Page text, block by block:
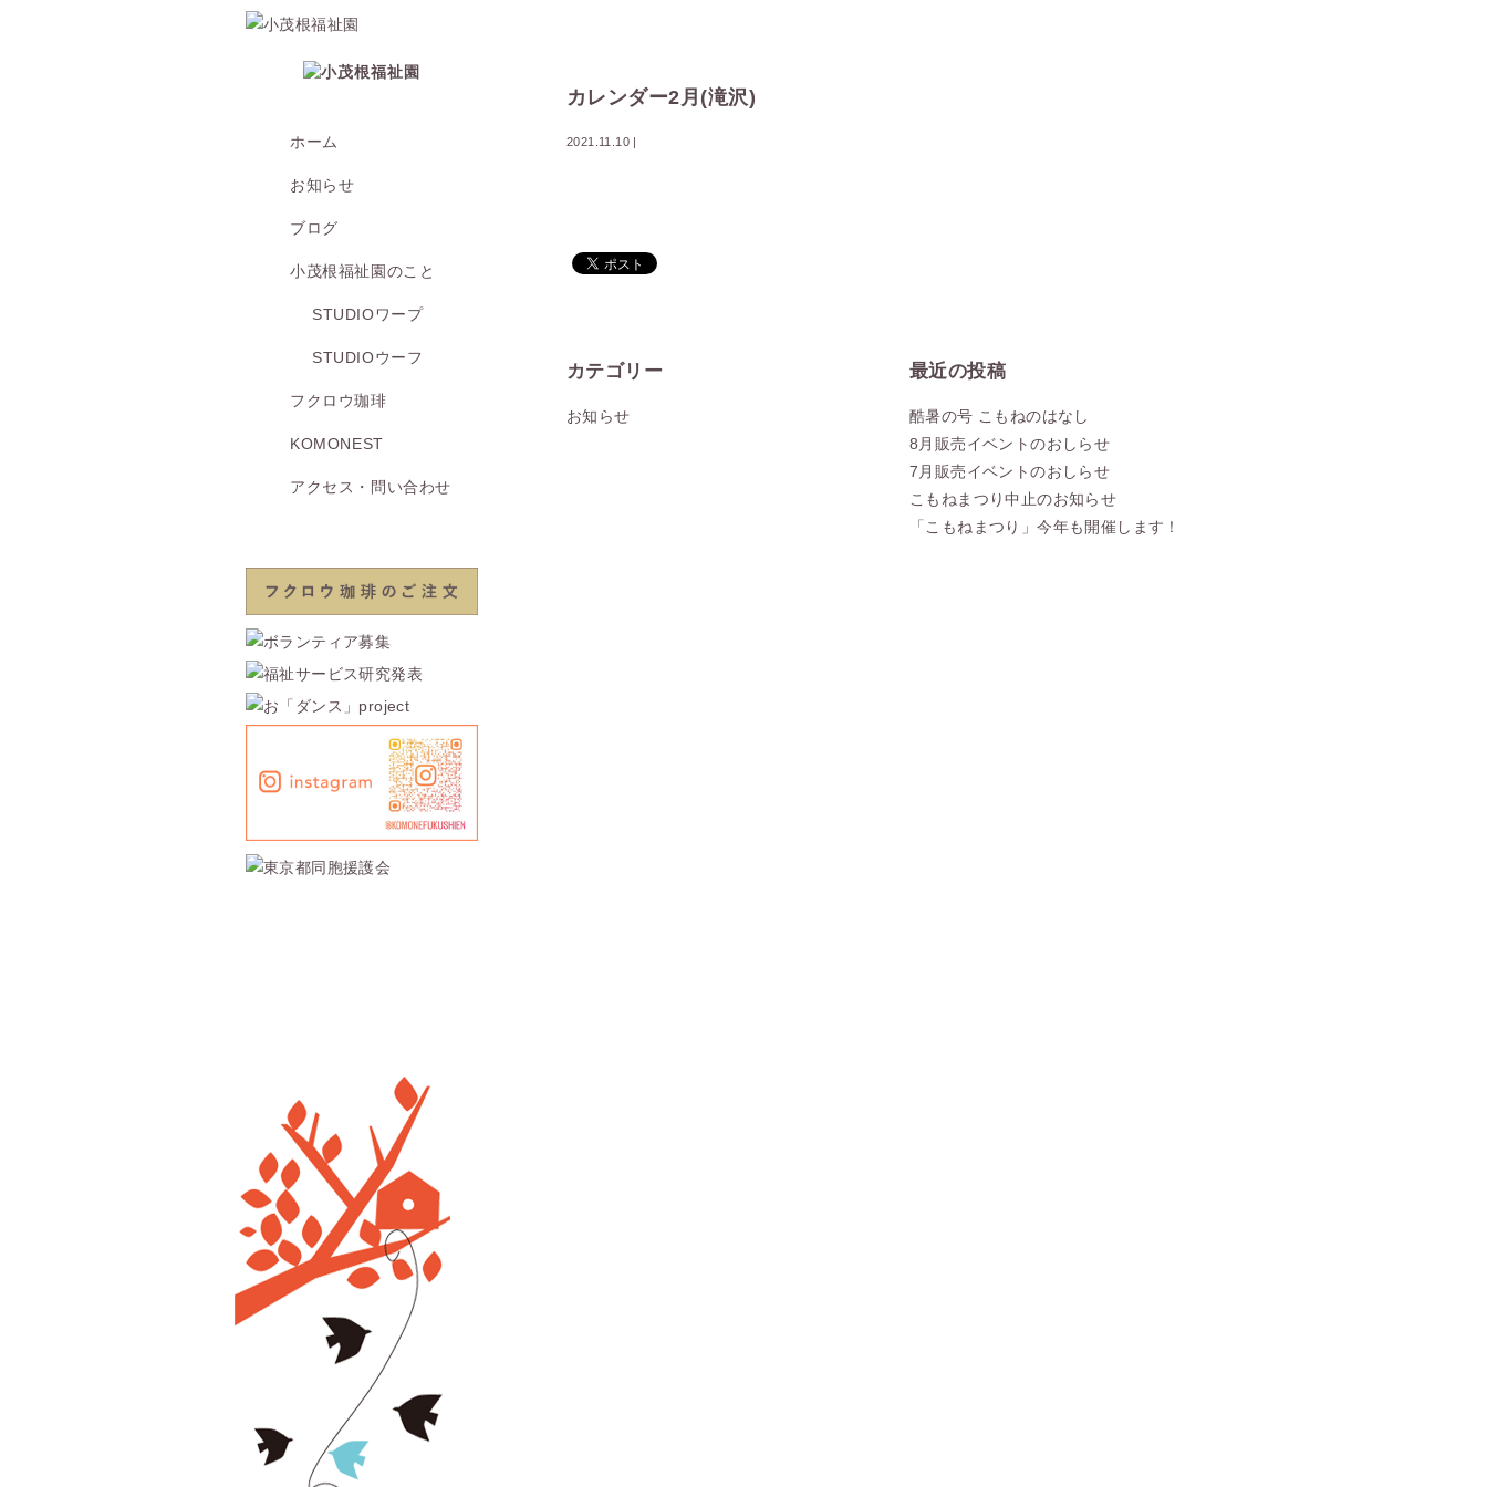
ホーム
お知らせ
ブログ
小茂根福祉園のこと
STUDIOワープ
STUDIOウーフ
フクロウ珈琲
KOMONEST
アクセス・問い合わせ
カレンダー2月(滝沢)
2021.11.10 |
カテゴリー
お知らせ
最近の投稿
酷暑の号 こもねのはなし
8月販売イベントのおしらせ
7月販売イベントのおしらせ
こもねまつり中止のお知らせ
「こもねまつり」今年も開催します！